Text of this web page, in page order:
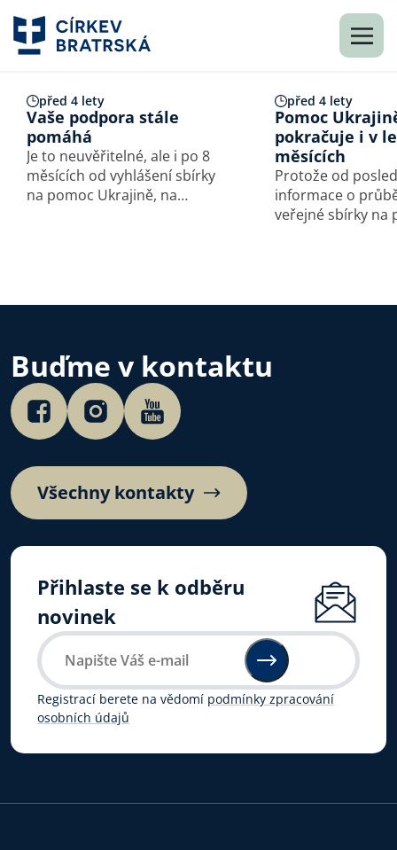
před 4 lety
Vaše podpora stále
pomáhá
Je to neuvěřitelné, ale i po 8
měsících od vyhlášení sbírky
na pomoc Ukrajině, na
před 4 lety
Pomoc
pokračuje i v
měsících
Protože od
informace o
veřejné sbírky na
Buďme v kontaktu
Všechny kontakty
Přihlaste se k odběru
novinek
Registrací berete na vědomí podmínky zpracování
osobních údajů